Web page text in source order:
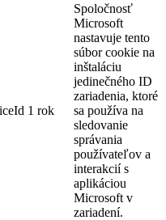
1 rok
Spoločnosť
Microsoft
nastavuje tento
súbor cookie na
inštaláciu
jedinečného ID
zariadenia, ktoré
sa používa na
sledovanie
správania
používateľov a
interakcií s
aplikáciou
Microsoft v
zariadení.